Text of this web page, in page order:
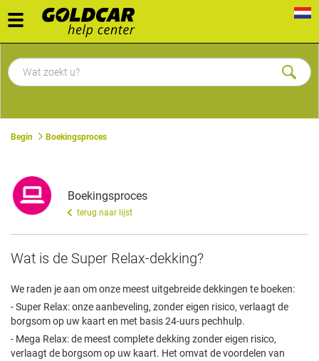
Toggle
navigation
Begin Boekingsproces
Boekingsproces
terug naar lijst
Wat is de Super Relax-dekking?
We raden je aan om onze meest uitgebreide dekkingen te boeken:
- Super Relax: onze aanbeveling, zonder eigen risico, verlaagt de
borgsom op uw kaart en met basis 24-uurs pechhulp.
- Mega Relax: de meest complete dekking zonder eigen risico,
verlaagt de borgsom op uw kaart. Het omvat de voordelen van